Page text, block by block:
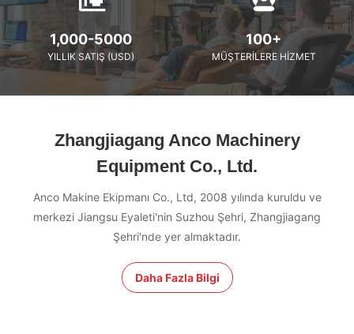
1,000-5000
YILLIK SATIŞ (USD)
100+
MÜŞTERILERE HIZMET
Zhangjiagang Anco Machinery
Equipment Co., Ltd.
Anco Makine Ekipmanı Co., Ltd, 2008 yılında kuruldu ve
merkezi Jiangsu Eyaleti'nin Suzhou Şehri, Zhangjiagang
Şehri'nde yer almaktadır.
Daha Fazla Bilgi